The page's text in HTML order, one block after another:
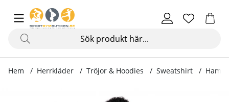
Hem Herrkläder Tröjor & Hoodies Sweatshirt